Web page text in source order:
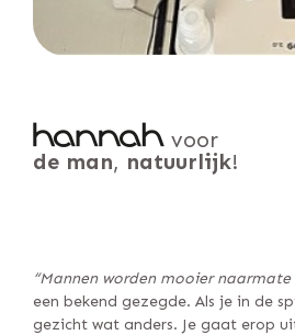
voor
de man, natuurlijk!
“Mannen worden mooier
een bekend gezegde. Als je in de
gezicht wat anders. Je gaat erop